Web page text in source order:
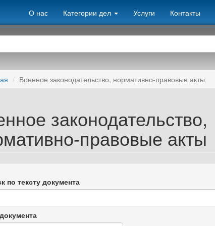
О нас Категории дел Услуги Контакты
Военное законодательство, нормативно-правовые акты
законодательство,
правовые акты
по тексту документа